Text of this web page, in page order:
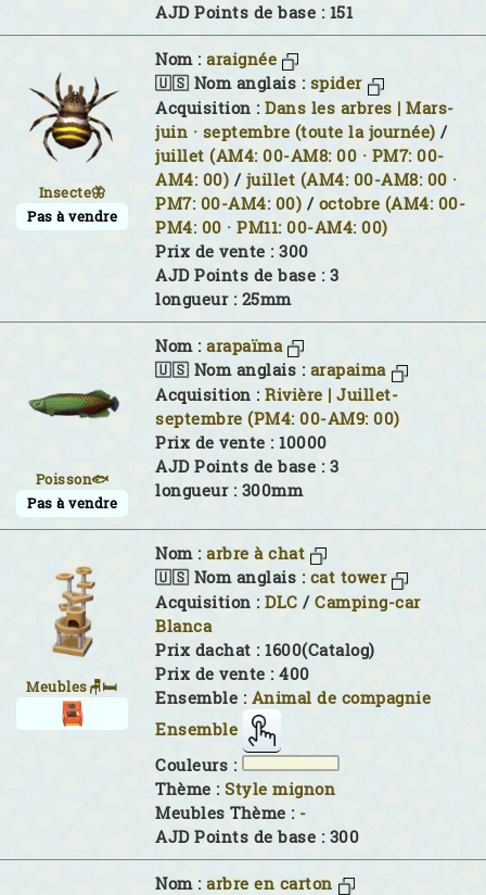
AJD Points de base : 151
Insecte🦋
Pas à vendre
Nom : araignée
🇺🇸 Nom anglais : spider
Acquisition : Dans les arbres | Mars-
juin · septembre (toute la journée) /
juillet (AM4: 00-AM8: 00 · PM7: 00-
AM4: 00) / juillet (AM4: 00-AM8: 00 ·
PM7: 00-AM4: 00) / octobre (AM4: 00-
PM4: 00 · PM11: 00-AM4: 00)
Prix de vente : 300
AJD Points de base : 3
longueur : 25mm
Poisson🐟
Pas à vendre
Nom : arapaïma
🇺🇸 Nom anglais : arapaima
Acquisition : Rivière | Juillet-
septembre (PM4: 00-AM9: 00)
Prix de vente : 10000
AJD Points de base : 3
longueur : 300mm
Meubles🪑🛏
Nom : arbre à chat
🇺🇸 Nom anglais : cat tower
Acquisition : DLC / Camping-car
Blanca
Prix dachat : 1600(Catalog)
Prix de vente : 400
Ensemble : Animal de compagnie
Ensemble
Couleurs :
Thème : Style mignon
Meubles Thème : -
AJD Points de base : 300
Nom : arbre en carton